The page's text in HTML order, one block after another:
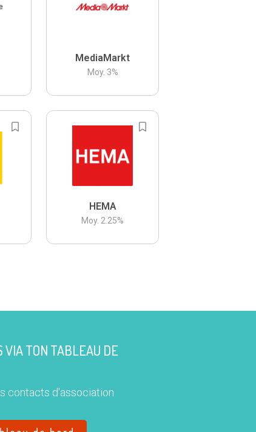
MediaMarkt
Moy. 3%
HEMA
Moy. 2.25%
VIA TON TABLEAU DE
contacts d'association